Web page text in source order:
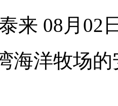
来 08月02
海洋牧场